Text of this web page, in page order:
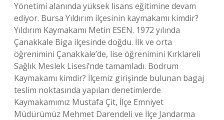
Yönetimi alanında yüksek lisans eğitimine devam
ediyor. Bursa Yıldırım ilçesinin kaymakamı kimdir?
Yıldırım Kaymakamı Metin ESEN. 1972 yılında
Çanakkale Biga ilçesinde doğdu. İlk ve orta
öğrenimini Çanakkale’de, lise öğrenimini Kırklareli
Sağlık Meslek Lisesi’nde tamamladı. Bodrum
Kaymakamı kimdir? İlçemiz girişinde bulunan bagaj
teslim noktasında yapılan denetimlerde
Kaymakamımız Mustafa Çit, İlçe Emniyet
Müdürümüz Mehmet Darendeli ve İlçe Jandarma